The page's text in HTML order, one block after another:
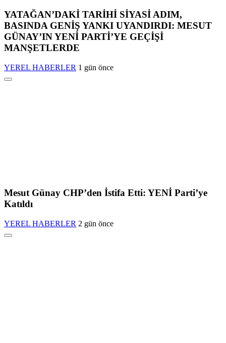
YATAĞAN’DAKİ TARİHİ SİYASİ ADIM,
BASINDA GENİŞ YANKI UYANDIRDI: MESUT
GÜNAY’IN YENİ PARTİ’YE GEÇİŞİ
MANŞETLERDE
YEREL HABERLER 1 gün önce
Mesut Günay CHP’den İstifa Etti: YENİ Parti’ye
Katıldı
YEREL HABERLER 2 gün önce